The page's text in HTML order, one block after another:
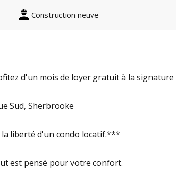
Construction neuve
d'un mois de loyer gratuit à la signature
Sud, Sherbrooke
liberté d'un condo locatif.***
est pensé pour votre confort.